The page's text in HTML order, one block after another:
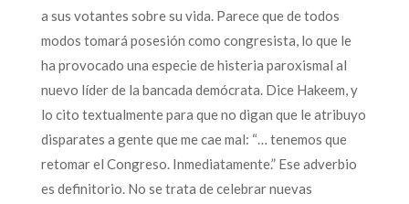
a sus votantes sobre su vida. Parece que de todos
modos tomará posesión como congresista, lo que le
ha provocado una especie de histeria paroxismal al
nuevo líder de la bancada demócrata. Dice Hakeem, y
lo cito textualmente para que no digan que le atribuyo
disparates a gente que me cae mal: “… tenemos que
retomar el Congreso. Inmediatamente.” Ese adverbio
es definitorio. No se trata de celebrar nuevas